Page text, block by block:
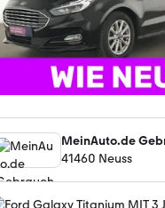
MeinAuto.de
41460 Neuss